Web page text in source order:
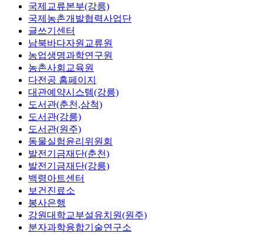
국제교류본부(강릉)
국제농촌개발협력사업단
글쓰기센터
남북바다자원교류원
농업생명과학연구원
농촌사회교육원
다전공 홈페이지
대관예약시스템(강릉)
도서관(춘천,삼척)
도서관(강릉)
도서관(원주)
동물실험윤리위원회
발전기금재단(춘천)
발전기금재단(강릉)
백령아트센터
보건진료소
봉사은행
강원대학교부설유치원(원주)
분자과학융합기술연구소